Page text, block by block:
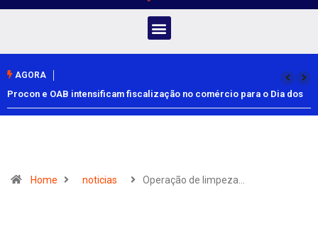
AGORA
Procon e OAB intensificam fiscalização no comércio para o Dia dos
Pais
Home noticias Operação de limpeza…